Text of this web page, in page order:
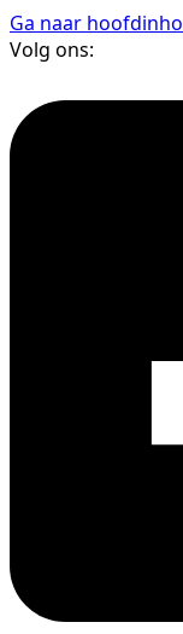
Ga naar
Volg ons: